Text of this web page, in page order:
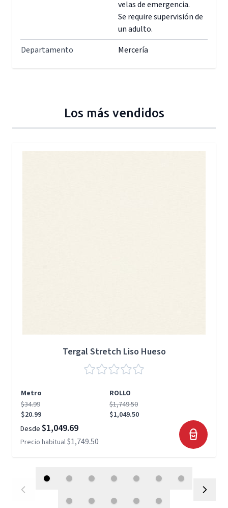
velas de emergencia.
Se require supervisión de
un adulto.
Departamento
Mercería
Los más vendidos
Tergal Stretch Liso Hueso
Metro
ROLLO
$34.99
$20.99
$1,749.50
$1,049.50
Desde $1,049.69
Precio habitual$1,749.50